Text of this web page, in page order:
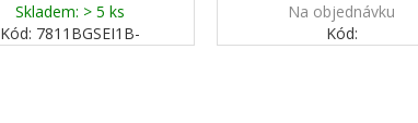
Skladem: > 5 ks
Kód: 7811BGSEI1B-
Na objednávku
Kód: